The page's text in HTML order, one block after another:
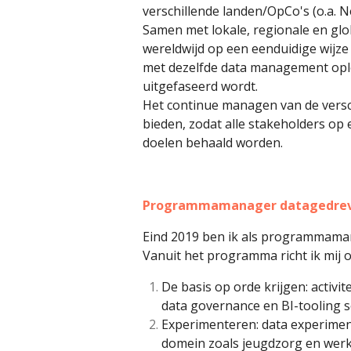
verschillende landen/OpCo's (o.a.
Samen met lokale, regionale en
wereldwijd op een eenduidige
met dezelfde data management
uitgefaseerd wordt.
Het continue managen van de
bieden, zodat alle stakeholders
doelen behaald worden.
Programmamanager
Eind 2019 ben ik als
Vanuit het programma richt ik mij
De basis op orde krijgen:
data governance en BI-tooling
Experimenteren: data
domein zoals jeugdzorg en